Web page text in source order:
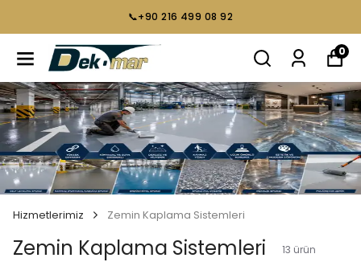
📞+90 216 499 08 92
0
Hizmetlerimiz Zemin Kaplama Sistemleri
Zemin Kaplama Sistemleri 13 ürün